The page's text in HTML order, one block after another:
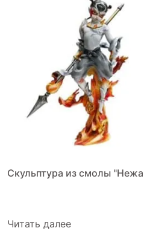
Скульптура из смолы "Нежа
Читать далее